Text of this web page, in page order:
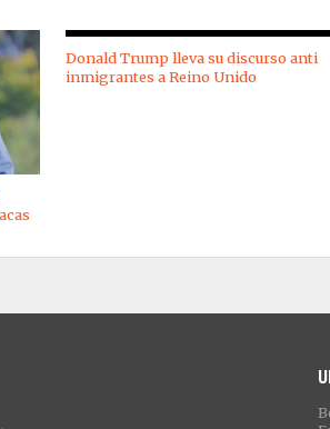
Donald Trump lleva su discurso anti
inmigrantes a Reino Unido